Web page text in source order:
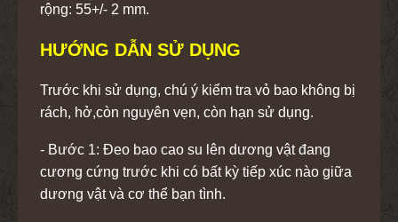
rộng: 55+/- 2 mm.
HƯỚNG DẪN SỬ DỤNG
Trước khi sử dụng, chú ý kiểm tra vỏ bao không bị
rách, hở,còn nguyên vẹn, còn hạn sử dụng.
- Bước 1: Đeo bao cao su lên dương vật đang
cương cứng trước khi có bất kỳ tiếp xúc nào giữa
dương vật và cơ thể bạn tình.